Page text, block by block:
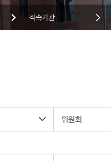
직속기관
위원회